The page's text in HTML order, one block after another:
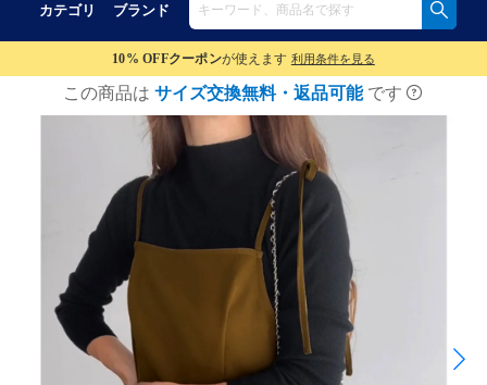
カテゴリ ブランド
10% OFFクーポンが使えます 利用条件を見る
この商品は サイズ交換無料・返品可能 です